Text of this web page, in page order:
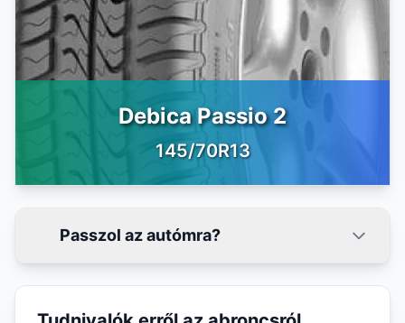
Debica Passio 2
145/70R13
Passzol az autómra?